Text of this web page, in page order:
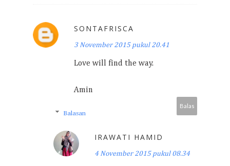
SONTAFRISCA
3 November 2015 pukul 20.41
Love will find the way.
Amin
Balas
Balasan
IRAWATI HAMID
4 November 2015 pukul 08.34